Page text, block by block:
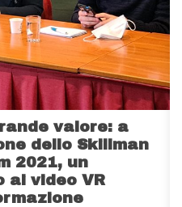
valore: a
dello Skillman
2021, un
ai video VR